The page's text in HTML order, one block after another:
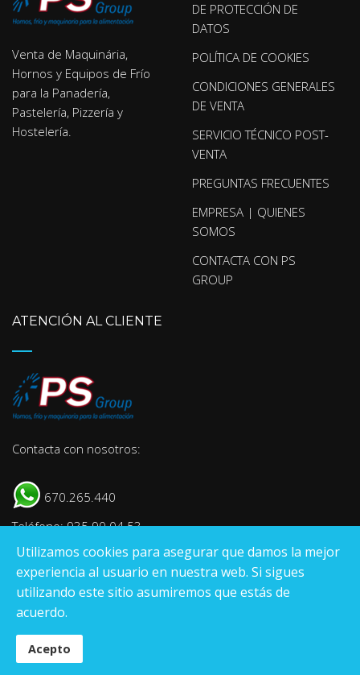
Venta de Maquinária,
Hornos y Equipos de Frío
para la Panadería,
Pastelería, Pizzería y
Hostelería.
DE PROTECCIÓN DE
DATOS
POLÍTICA DE COOKIES
CONDICIONES GENERALES
DE VENTA
SERVICIO TÉCNICO POST-
VENTA
PREGUNTAS FRECUENTES
EMPRESA | QUIENES
SOMOS
CONTACTA CON PS
GROUP
ATENCIÓN AL CLIENTE
Contacta con nosotros:
670.265.440
Teléfono: 935 90 04 53
E-mail:info@psgroup.es
© Registro Mercantil de Tarragona Hoja T-26.000, tomo 1843, Folio 135
Utilizamos cookies para asegurar que damos la mejor
experiencia al usuario en nuestra web. Si sigues
utilizando este sitio asumiremos que estás de
acuerdo.
Acepto